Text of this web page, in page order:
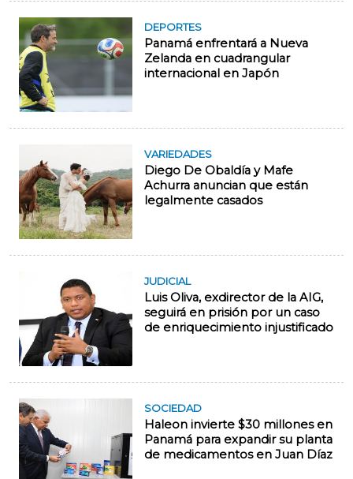
DEPORTES
Panamá enfrentará a Nueva
Zelanda en cuadrangular
internacional en Japón
VARIEDADES
Diego De Obaldía y Mafe
Achurra anuncian que están
legalmente casados
JUDICIAL
Luis Oliva, exdirector de la AIG,
seguirá en prisión por un caso
de enriquecimiento injustificado
SOCIEDAD
Haleon invierte $30 millones en
Panamá para expandir su planta
de medicamentos en Juan Díaz